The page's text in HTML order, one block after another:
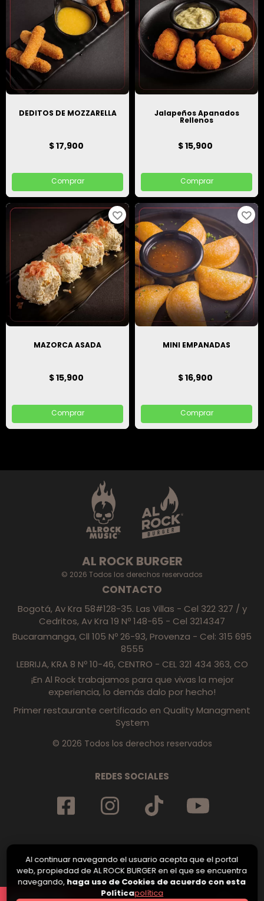
DEDITOS DE MOZZARELLA
$ 17,900
Comprar
Jalapeños Apanados
Rellenos
$ 15,900
Comprar
MAZORCA ASADA
$ 15,900
Comprar
MINI EMPANADAS
$ 16,900
Comprar
AL ROCK BURGER
© 2026 Todos los derechos reservados
CONTACTO
Bogotá, Av Kra 58#128-35. Las Villas - Cel 322 327 / y
Cedritos, Av Kra 19 Nº 148-65 - Cel 3214347
Bucaramanga, Cll 105 Nº 26-93, Provenza - Cel: 315 695
8555
LEBRIJA, KRA 8 Nº 10-46, CENTRO - CEL 321 434 363, CO
¡En Al Rock trabajamos para que vivas la mejor
experiencia, lo demás dalo por hecho!
Primer restaurante certificado en Quality Managment
System
© 2026 Todos los derechos reservados
REDES SOCIALES
Al continuar navegando el usuario acepta que el portal
web, propiedad de AL ROCK BURGER en el que se encuentra
navegando, haga uso de Cookies de acuerdo con esta
Políticapolítica